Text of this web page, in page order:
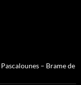
– Brame de